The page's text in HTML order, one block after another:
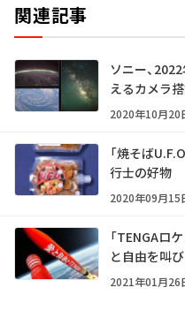
関連記事
ソニー、
えるカメラ
2020年10月20
「焼そば
行士の好物
2020年09月15
「TENGAロ
と自由を叫び
2021年01月26